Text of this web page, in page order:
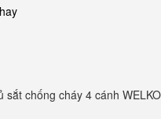
chống cháy 4 cánh